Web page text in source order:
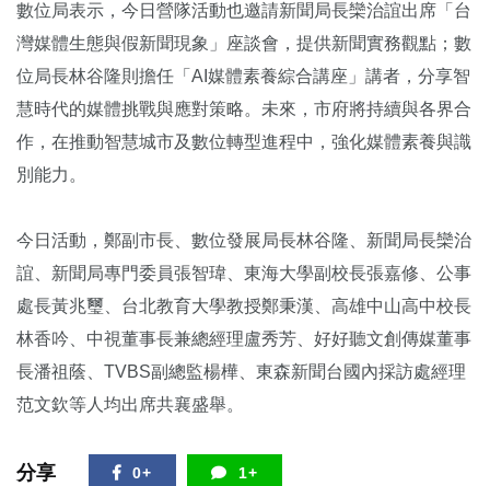
數位局表示，今日營隊活動也邀請新聞局長欒治誼出席「台
灣媒體生態與假新聞現象」座談會，提供新聞實務觀點；數
位局長林谷隆則擔任「AI媒體素養綜合講座」講者，分享智
慧時代的媒體挑戰與應對策略。未來，市府將持續與各界合
作，在推動智慧城市及數位轉型進程中，強化媒體素養與識
別能力。
今日活動，鄭副市長、數位發展局長林谷隆、新聞局長欒治
誼、新聞局專門委員張智瑋、東海大學副校長張嘉修、公事
處長黃兆璽、台北教育大學教授鄭秉漢、高雄中山高中校長
林香吟、中視董事長兼總經理盧秀芳、好好聽文創傳媒董事
長潘祖蔭、TVBS副總監楊樺、東森新聞台國內採訪處經理
范文欽等人均出席共襄盛舉。
分享 0+ 1+